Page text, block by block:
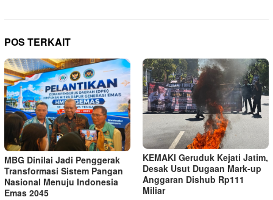
POS TERKAIT
MBG Dinilai Jadi Penggerak
Transformasi Sistem Pangan
Nasional Menuju Indonesia
Emas 2045
KEMAKI Geruduk Kejati Jatim,
Desak Usut Dugaan Mark-up
Anggaran Dishub Rp111
Miliar